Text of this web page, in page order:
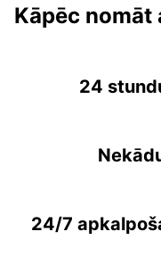
Kāpēc nomāt
24
24/7